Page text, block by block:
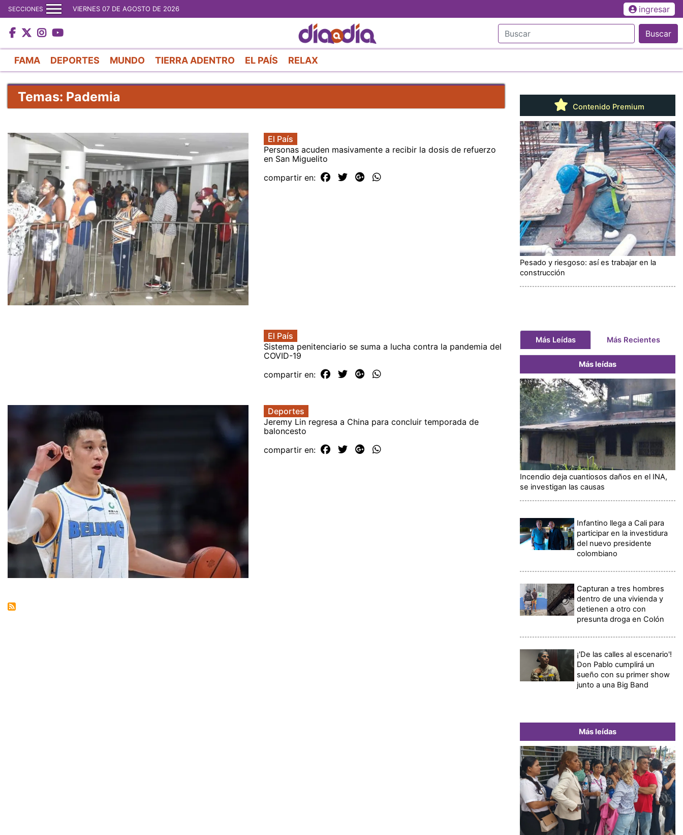
al
contenido
principal
SECCIONES VIERNES 07 DE AGOSTO DE 2026 ingresar
Buscar
FAMA DEPORTES MUNDO TIERRA ADENTRO EL PAÍS RELAX
Temas: Pademia
El País
Personas acuden masivamente a recibir la dosis de refuerzo
en San Miguelito
compartir en:
El País
Sistema penitenciario se suma a lucha contra la pandemia del
COVID-19
compartir en:
Deportes
Jeremy Lin regresa a China para concluir temporada de
baloncesto
compartir en:
Contenido Premium
Pesado y riesgoso: así es trabajar en la
construcción
Más Leídas Más Recientes
Más leídas
Incendio deja cuantiosos daños en el INA,
se investigan las causas
Infantino llega a Cali para
participar en la investidura
del nuevo presidente
colombiano
Capturan a tres hombres
dentro de una vivienda y
detienen a otro con
presunta droga en Colón
¡'De las calles al escenario'!
Don Pablo cumplirá un
sueño con su primer show
junto a una Big Band
Más leídas